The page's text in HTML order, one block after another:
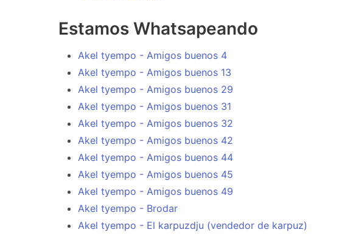
Estamos Whatsapeando
Akel tyempo - Amigos buenos 4
Akel tyempo - Amigos buenos 13
Akel tyempo - Amigos buenos 29
Akel tyempo - Amigos buenos 31
Akel tyempo - Amigos buenos 32
Akel tyempo - Amigos buenos 42
Akel tyempo - Amigos buenos 44
Akel tyempo - Amigos buenos 45
Akel tyempo - Amigos buenos 49
Akel tyempo - Brodar
Akel tyempo - El karpuzdju (vendedor de karpuz)